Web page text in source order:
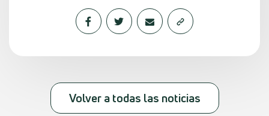
Volver a todas las noticias